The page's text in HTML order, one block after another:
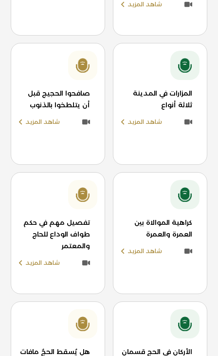
شاهد المزيد
المزارات في المدينة
ثلاثة أنواع
شاهد المزيد
صافحوا الحجيج قبل
أن يتلطخوا بالذنوب
شاهد المزيد
كراهية الموالاة بين
العمرة والعمرة
شاهد المزيد
تفصيل مهم في حكم
طواف الوداع للحاج
والمعتمر
شاهد المزيد
الأركان في الحج قسمان هل يُسقط الحجُ مافات